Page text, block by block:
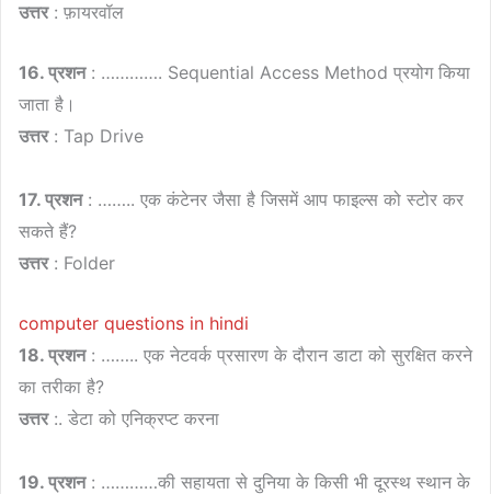
उत्तर: फ़ायरवॉल
16. प्रशन: …………. Sequential Access Method प्रयोग किया
जाता है।
उत्तर: Tap Drive
17. प्रशन: …….. एक कंटेनर जैसा है जिसमें आप फाइल्स को स्टोर कर
सकते हैं?
उत्तर: Folder
computer questions in hindi
18. प्रशन: …….. एक नेटवर्क प्रसारण के दौरान डाटा को सुरक्षित करने
का तरीका है?
उत्तर:. डेटा को एनिक्रप्ट करना
19. प्रशन: …………की सहायता से दुनिया के किसी भी दूरस्थ स्थान के